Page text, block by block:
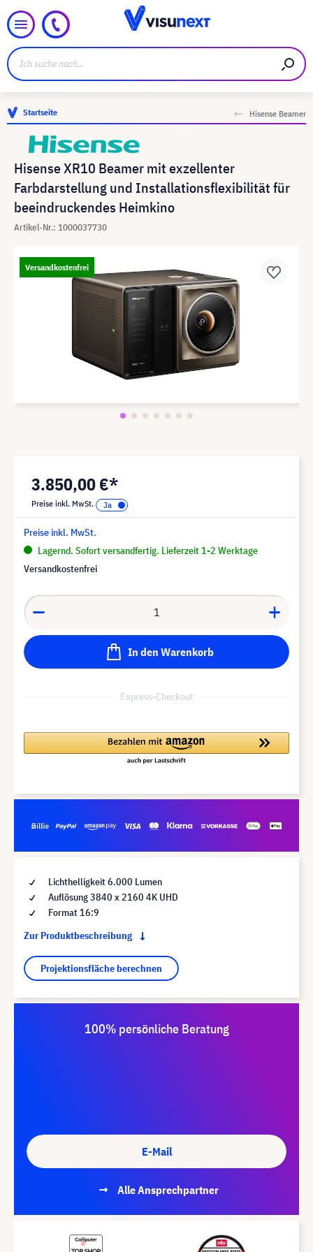
Startseite Hisense Beamer
Hisense XR10 Beamer mit exzellenter
Farbdarstellung und Installationsflexibilität für
beeindruckendes Heimkino
Artikel-Nr.: 1000037730
Versandkostenfrei
3.850,00 €*
Preise inkl. MwSt.
Preise inkl. MwSt.
Lagernd. Sofort versandfertig. Lieferzeit 1-2 Werktage
Versandkostenfrei
In den Warenkorb
Express-Checkout
Lichthelligkeit 6.000 Lumen
Auflösung 3840 x 2160 4K UHD
Format 16:9
Zur Produktbeschreibung
Projektionsfläche berechnen
100% persönliche Beratung
E-Mail
Alle Ansprechpartner